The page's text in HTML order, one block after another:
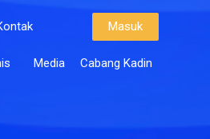
Masuk
Media Cabang Kadin